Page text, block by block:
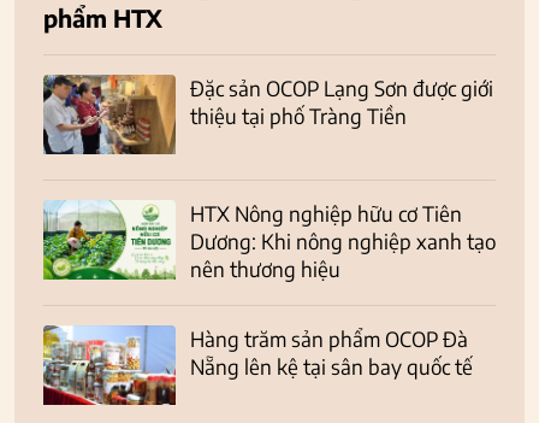
phẩm HTX
Đặc sản OCOP Lạng Sơn được giới
thiệu tại phố Tràng Tiền
HTX Nông nghiệp hữu cơ Tiên
Dương: Khi nông nghiệp xanh tạo
nên thương hiệu
Hàng trăm sản phẩm OCOP Đà
Nẵng lên kệ tại sân bay quốc tế